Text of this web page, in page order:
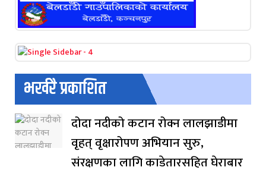
भर्खरै प्रकाशित
दोदा नदीको कटान रोक्न लालझाडीमा
वृहत् वृक्षारोपण अभियान सुरु,
संरक्षणका लागि काडेतारसहित घेराबार